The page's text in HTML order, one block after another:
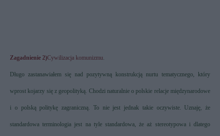
Zagadnienie 2)Cywilizacja komunizmu
Długo zastanawiałem się nad pozytywną konstrukcją nurtu tematycznego, który
wprost kojarzy się z geopolityką. Chodzi naturalnie o polskie relacje międzynarodowe
i o polską politykę zagraniczną. To nie jest jednak takie oczywiste. Uznaję, że
standardowa terminologia jest na tyle standardowa, że aż stereotypowa i dlatego